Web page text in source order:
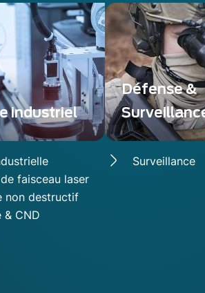
industriel
faisceau laser
non destructif
& CND
Défense &
Surveillance